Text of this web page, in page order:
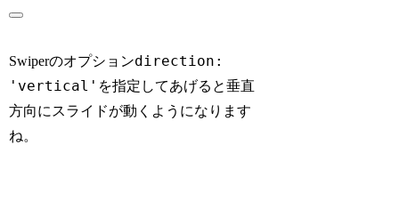
Swiperのオプションdirection:
'vertical' を指定してあげると垂直
方向にスライドが動くようになります
ね。